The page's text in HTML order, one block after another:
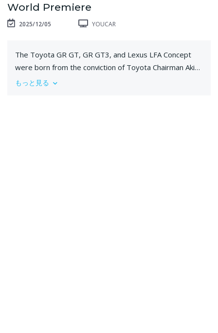
World Premiere
2025/12/05 YOUCAR
The Toyota GR GT, GR GT3, and Lexus LFA Concept
were born from the conviction of Toyota Chairman Akio
Toyoda, aka Master Driver Morizo, that certain car-
もっと見る